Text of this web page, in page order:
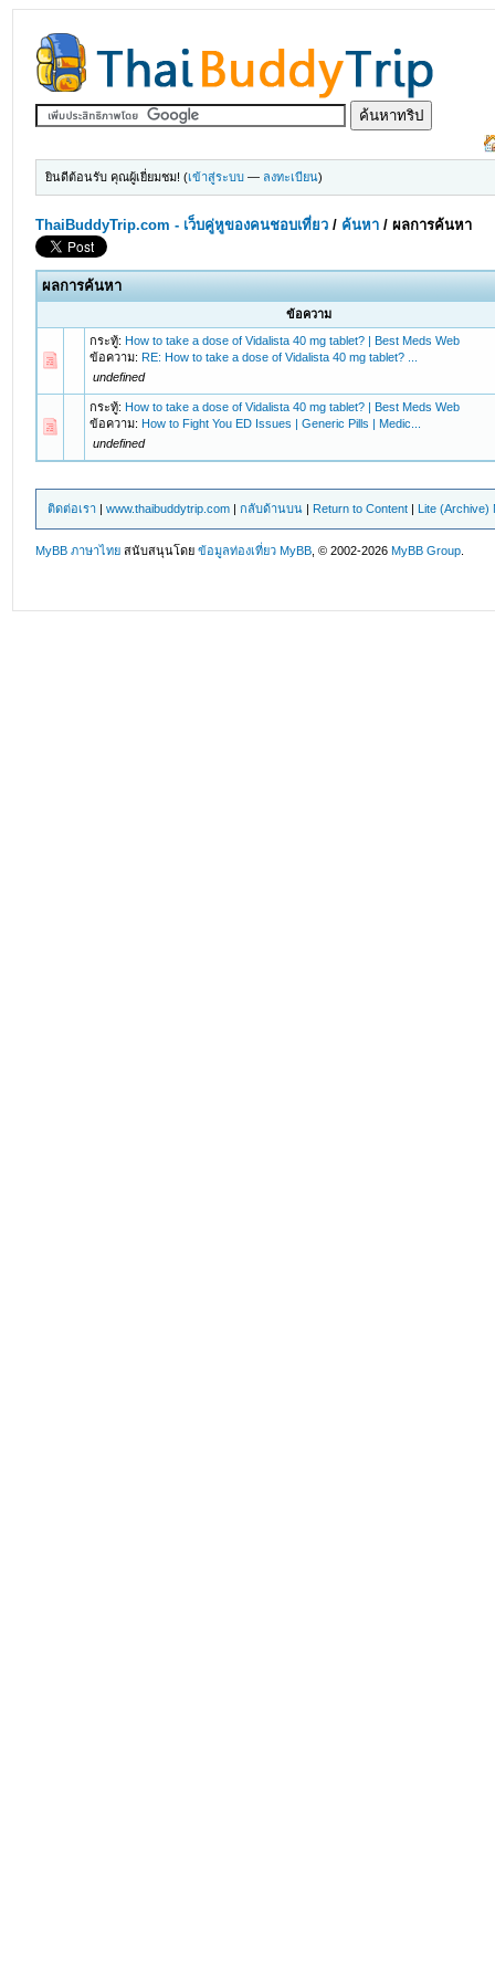
ยินดีต้อนรับ คุณผู้เยี่ยมชม! (เข้าสู่ระบบ — ลงทะเบียน)
ThaiBuddyTrip.com - เว็บคู่หูของคนชอบเที่ยว / ค้นหา /ผลการค้นหา
ผลการค้นหา
ข้อความ
กระทู้:How to take a dose of Vidalista 40 mg tablet? | Best Meds Web
ข้อความ:RE: How to take a dose of Vidalista 40 mg tablet? ...
undefined
กระทู้:How to take a dose of Vidalista 40 mg tablet? | Best Meds Web
ข้อความ:How to Fight You ED Issues | Generic Pills | Medic...
undefined
ติดต่อเรา |www.thaibuddytrip.com |กลับด้านบน | Return to Content | Lite (Archive)
MyBB ภาษาไทย สนับสนุนโดยข้อมูลท่องเที่ยว MyBB , © 2002-2026MyBB Group